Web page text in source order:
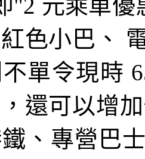
"2 元乘車
色小巴、
單令現時
還可以增
、專營巴